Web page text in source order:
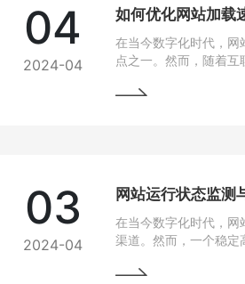
04
2024-04
如何优化网站加载
在当今数字化时代，网
点之一。然而，随着
说，如果一个网站的加
03
2024-04
在当今数字化时代，网
渠道。然而，一个稳定
与故障排除的技巧，帮